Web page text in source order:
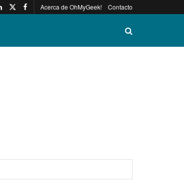
Acerca de OhMyGeek! Contacto